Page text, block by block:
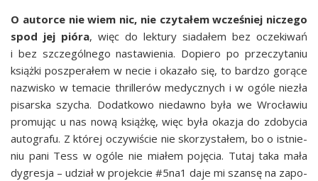
O autor­ce nie wiem nic, nie czy­ta­łem wcze­śniej nicze­go
spod jej pió­ra, więc do lek­tu­ry sia­da­łem bez ocze­ki­wań
i bez szcze­gól­ne­go nasta­wie­nia. Dopie­ro po prze­czy­ta­niu
książ­ki poszpe­ra­łem w necie i oka­za­ło się, to bar­dzo gorą­ce
nazwi­sko w tema­cie thril­le­rów medycz­nych i w ogó­le nie­zła
pisar­ska szy­cha. Dodat­ko­wo nie­daw­no była we Wro­cła­wiu
pro­mu­jąc u nas nową książ­kę, więc była oka­zja do zdo­by­cia
auto­gra­fu. Z któ­rej oczy­wi­ście nie sko­rzy­sta­łem, bo o ist­nie­
niu pani Tess w ogó­le nie mia­łem poję­cia. Tutaj taka mała
dygre­sja – udział w pro­jek­cie #5na1 daje mi szan­sę na zapo­